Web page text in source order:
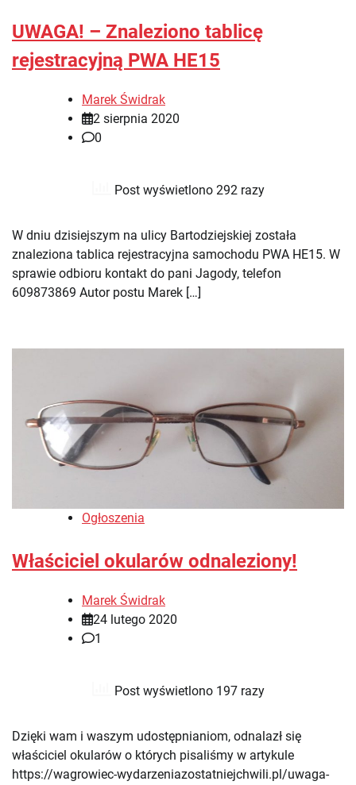
UWAGA! – Znaleziono tablicę
rejestracyjną PWA HE15
Marek Świdrak
2 sierpnia 2020
0
Post wyświetlono 292 razy
W dniu dzisiejszym na ulicy Bartodziejskiej została
znaleziona tablica rejestracyjna samochodu PWA HE15. W
sprawie odbioru kontakt do pani Jagody, telefon
609873869 Autor postu Marek […]
Ogłoszenia
Właściciel okularów odnaleziony!
Marek Świdrak
24 lutego 2020
1
Post wyświetlono 197 razy
Dzięki wam i waszym udostępnianiom, odnalazł się
właściciel okularów o których pisaliśmy w artykule
https://wagrowiec-wydarzeniazostatniejchwili.pl/uwaga-